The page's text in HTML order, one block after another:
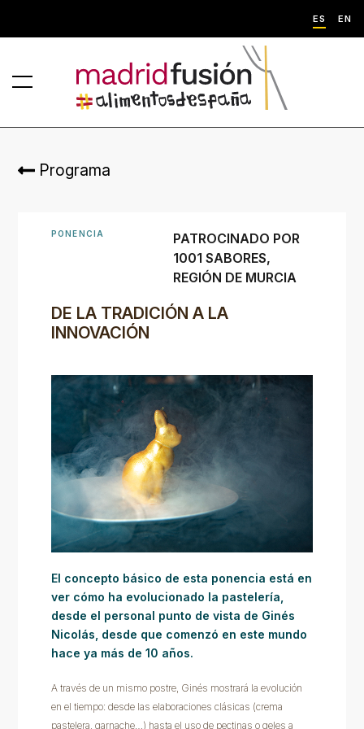
ES EN
Programa
PONENCIA
DE LA TRADICIÓN A LA
INNOVACIÓN
PATROCINADO POR
1001 SABORES,
REGIÓN DE MURCIA
El concepto básico de esta ponencia está en
ver cómo ha evolucionado la pastelería,
desde el personal punto de vista de Ginés
Nicolás, desde que comenzó en este mundo
hace ya más de 10 años.
A través de un mismo postre, Ginés mostrará la evolución
en el tiempo: desde las elaboraciones clásicas (crema
pastelera, garnache…) hasta el uso de pectinas o geles a